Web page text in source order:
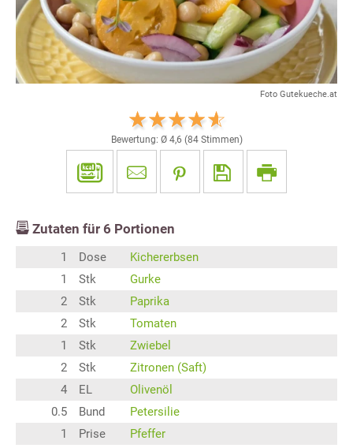
Foto Gutekueche.at
Bewertung: Ø 4,6 (84Stimmen)
Zutaten für 6 Portionen
1 Dose
Kichererbsen
1
Stk
Gurke
2
Stk
Paprika
2
Stk
Tomaten
1
Stk
Zwiebel
2
Stk
Zitronen (Saft)
4
EL
Olivenöl
0.5
Bund
Petersilie
1
Prise
Pfeffer